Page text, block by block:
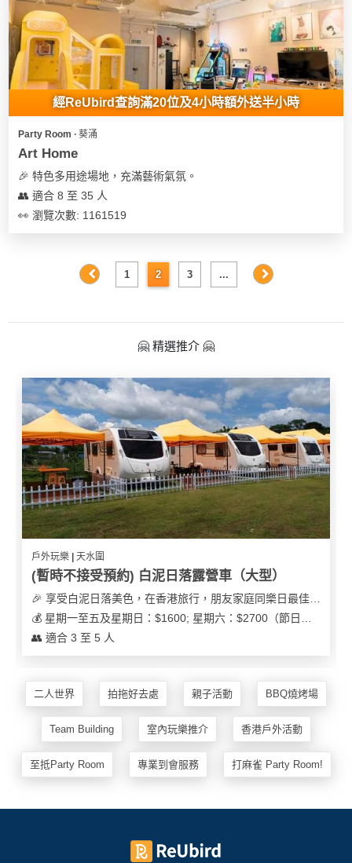
經ReUbird查詢滿20位及4小時額外送半小時
Party Room ∙ 葵涌
Art Home
🎉 特色多用途場地，充滿藝術氣氛。
👥 適合 8 至 35 人
👀 瀏覽次數: 1161519
1 2 3 ...
🤗 精選推介 🤗
戶外玩樂 | 天水圍
(暫時不接受預約) 白泥日落露營車（大型）
👥 適合 3 至 5 人
二人世界 拍拖好去處 親子活動 BBQ燒烤場
Team Building 室內玩樂推介 香港戶外活動
至抵Party Room 專業到會服務 打麻雀 Party Room!